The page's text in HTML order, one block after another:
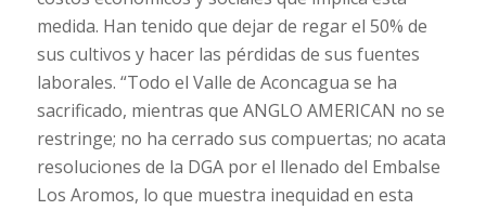
medida. Han tenido que dejar de regar el 50% de
sus cultivos y hacer las pérdidas de sus fuentes
laborales. “Todo el Valle de Aconcagua se ha
sacrificado, mientras que ANGLO AMERICAN no se
restringe; no ha cerrado sus compuertas; no acata
resoluciones de la DGA por el llenado del Embalse
Los Aromos, lo que muestra inequidad en esta